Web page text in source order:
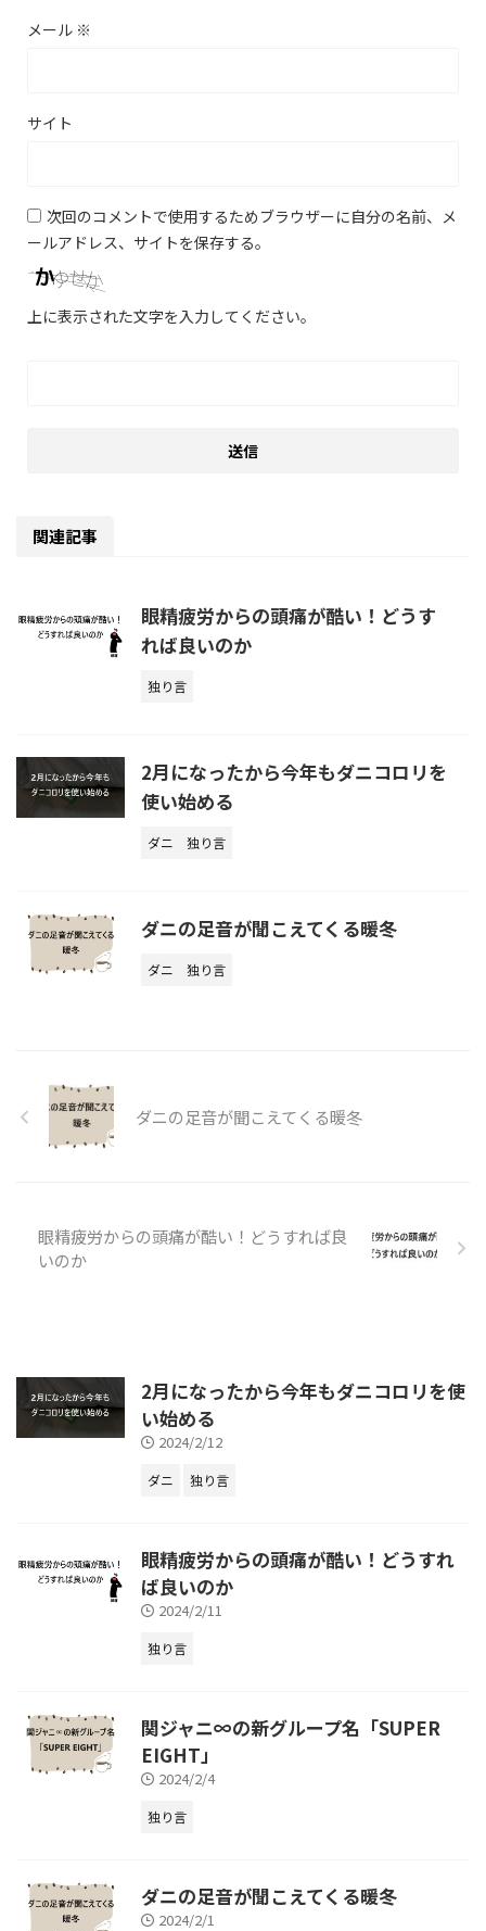
メール ※
サイト
次回のコメントで使用するためブラウザーに自分の名前、メ
ールアドレス、サイトを保存する。
上に表示された文字を入力してください。
関連記事
眼精疲労からの頭痛が酷い！どうす
れば良いのか
独り言
2月になったから今年もダニコロリを
使い始める
ダニ 独り言
ダニの足音が聞こえてくる暖冬
ダニ 独り言
ダニの足音が聞こえてくる暖冬
眼精疲労からの頭痛が酷い！どうすれば良
いのか
2月になったから今年もダニコロリを使
い始める
2024/2/12
ダニ 独り言
眼精疲労からの頭痛が酷い！どうすれ
ば良いのか
2024/2/11
独り言
関ジャニ∞の新グループ名「SUPER
EIGHT」
2024/2/4
独り言
ダニの足音が聞こえてくる暖冬
2024/2/1